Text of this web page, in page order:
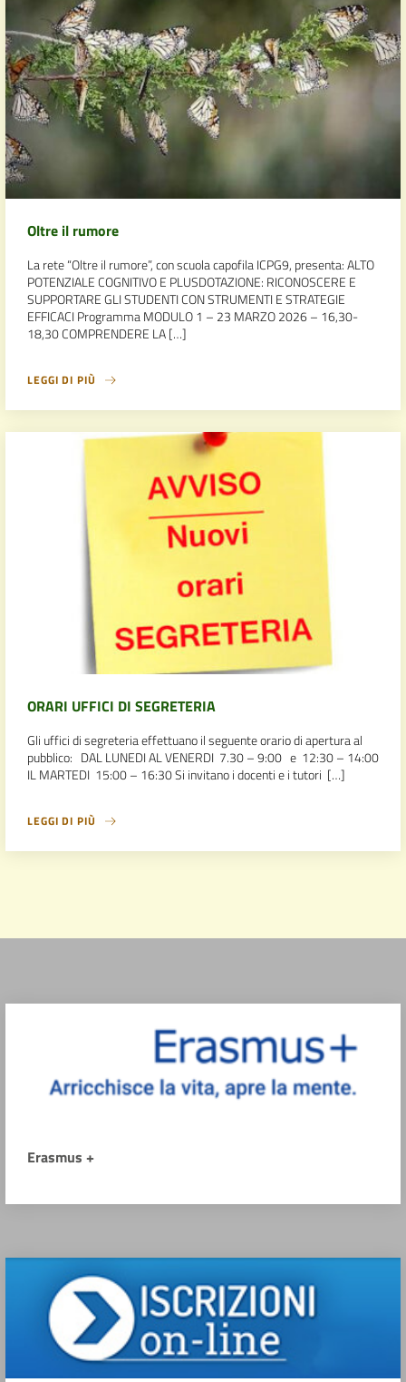
Oltre il rumore
La rete “Oltre il rumore”, con scuola capofila ICPG9, presenta: ALTO
POTENZIALE COGNITIVO E PLUSDOTAZIONE: RICONOSCERE E
SUPPORTARE GLI STUDENTI CON STRUMENTI E STRATEGIE
EFFICACI Programma MODULO 1 – 23 MARZO 2026 – 16,30-
18,30 COMPRENDERE LA […]
LEGGI DI PIÙ
ORARI UFFICI DI SEGRETERIA
Gli uffici di segreteria effettuano il seguente orario di apertura al
pubblico: DAL LUNEDI AL VENERDI 7.30 – 9:00 e 12:30 – 14:00
IL MARTEDI 15:00 – 16:30 Si invitano i docenti e i tutori […]
LEGGI DI PIÙ
Erasmus +